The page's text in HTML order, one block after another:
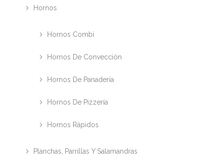
Hornos
Hornos Combi
Hornos De Convección
Hornos De Panadería
Hornos De Pizzería
Hornos Rápidos
Planchas, Parrillas Y Salamandras